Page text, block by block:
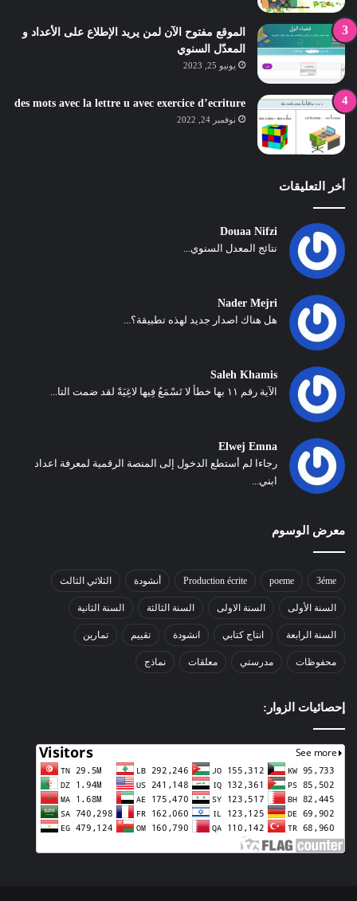
الموقع مفتوح الآن لمن يريد الإطلاع على الأعداد و
المعدّل السنوي
يونيو 25, 2023
des mots avec la lettre u avec exercice d’ecriture
نوفمبر 24, 2022
أخر التعليقات
Douaa Nifzi
نتائج المعدل السنوي...
Nader Mejri
هل هناك اصدار جديد لهذه تطبيقة؟...
Saleh Khamis
الآية رقم ١١ بها خطأ لا تَسْمَعُ فِيها لاغِيَةً لقد ضمت التا...
Elwej Emna
رجاءا لم أستطع الدخول إلى المنصة الرقمية لمعرفة اعداد
ابني...
معرض الوسوم
3éme
poeme
Production écrite أنشودة الثلاثي الثالث
السنة الأولى السنة الاولى السنة الثالثة السنة الثانية
السنة الرابعة انتاج كتابي انشودة تقييم تمارين
محفوظات مدرستي معلقات نماذج
إحصائيات الزوار: